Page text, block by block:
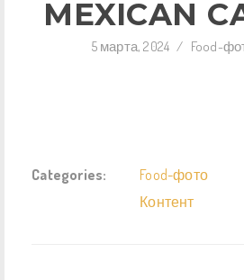
MEXICAN
5 марта, 2024 / Food-
Categories:
Food-фото
Контент